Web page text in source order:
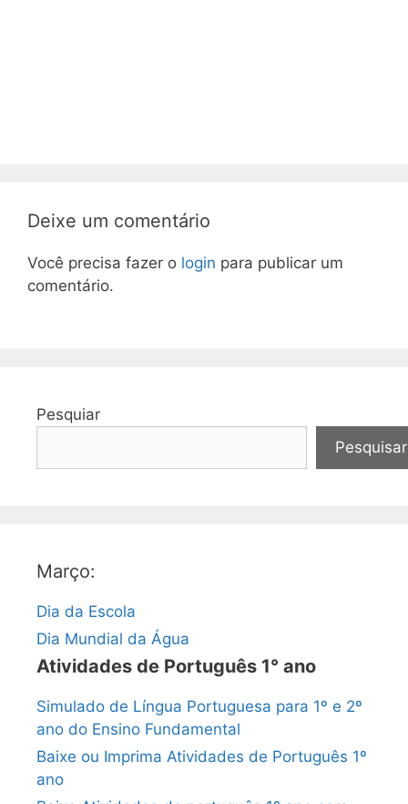
Deixe um comentário
Você precisa fazer o login para publicar um
comentário.
Pesquiar
Pesquisar
Março:
Dia da Escola
Dia Mundial da Água
Atividades de Português 1° ano
Simulado de Língua Portuguesa para 1º e 2º
ano do Ensino Fundamental
Baixe ou Imprima Atividades de Português 1º
ano